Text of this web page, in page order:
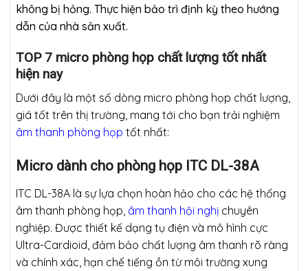
không bị hỏng. Thực hiện bảo trì định kỳ theo hướng
dẫn của nhà sản xuất.
TOP 7 micro phòng họp chất lượng tốt nhất
hiện nay
Dưới đây là một số dòng micro phòng họp chất lượng,
giá tốt trên thị trường, mang tới cho bạn trải nghiệm
âm thanh phòng họp tốt nhất:
Micro dành cho phòng họp ITC DL-38A
ITC DL-38A là sự lựa chọn hoàn hảo cho các hệ thống
âm thanh phòng họp, âm thanh hội nghị chuyên
nghiệp. Được thiết kế dạng tụ điện và mô hình cực
Ultra-Cardioid, đảm bảo chất lượng âm thanh rõ ràng
và chính xác, hạn chế tiếng ồn từ môi trường xung